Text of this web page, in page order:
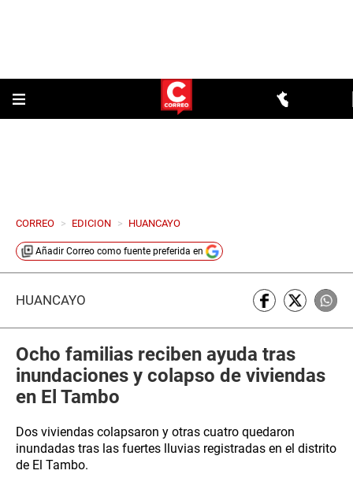
CORREO > EDICION > HUANCAYO
Añadir Correo como fuente preferida en
HUANCAYO
Ocho familias reciben ayuda tras
inundaciones y colapso de viviendas
en El Tambo
Dos viviendas colapsaron y otras cuatro quedaron
inundadas tras las fuertes lluvias registradas en el distrito
de El Tambo.